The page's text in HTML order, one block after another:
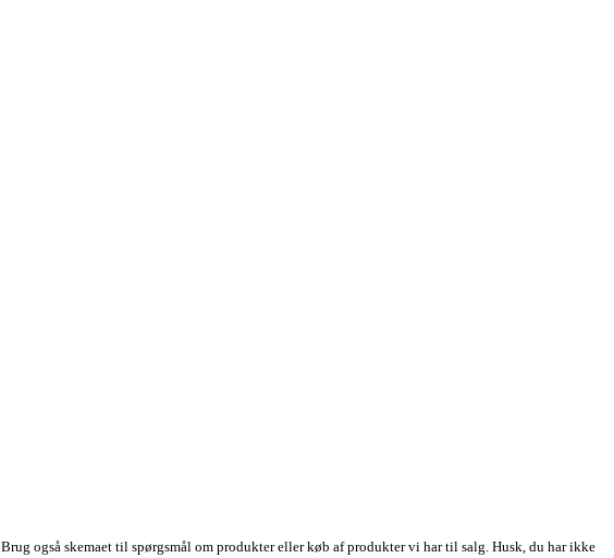
. Brug også skemaet til spørgsmål om produkter eller køb af produkter vi har til salg. Husk, du har ikke